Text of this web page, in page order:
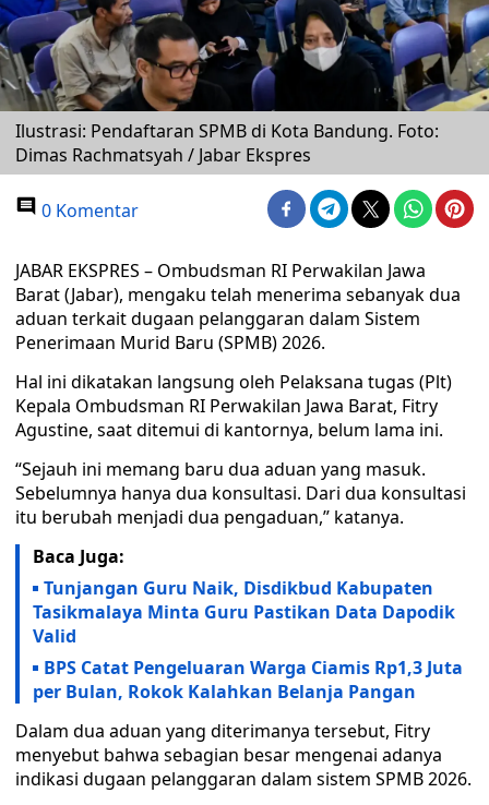
Ilustrasi: Pendaftaran SPMB di Kota Bandung. Foto:
Dimas Rachmatsyah / Jabar Ekspres
0 Komentar
JABAR EKSPRES – Ombudsman RI Perwakilan Jawa
Barat (Jabar), mengaku telah menerima sebanyak dua
aduan terkait dugaan pelanggaran dalam Sistem
Penerimaan Murid Baru (SPMB) 2026.
Hal ini dikatakan langsung oleh Pelaksana tugas (Plt)
Kepala Ombudsman RI Perwakilan Jawa Barat, Fitry
Agustine, saat ditemui di kantornya, belum lama ini.
“Sejauh ini memang baru dua aduan yang masuk.
Sebelumnya hanya dua konsultasi. Dari dua konsultasi
itu berubah menjadi dua pengaduan,” katanya.
Baca Juga:
Tunjangan Guru Naik, Disdikbud Kabupaten
Tasikmalaya Minta Guru Pastikan Data Dapodik
Valid
BPS Catat Pengeluaran Warga Ciamis Rp1,3 Juta
per Bulan, Rokok Kalahkan Belanja Pangan
Dalam dua aduan yang diterimanya tersebut, Fitry
menyebut bahwa sebagian besar mengenai adanya
indikasi dugaan pelanggaran dalam sistem SPMB 2026.